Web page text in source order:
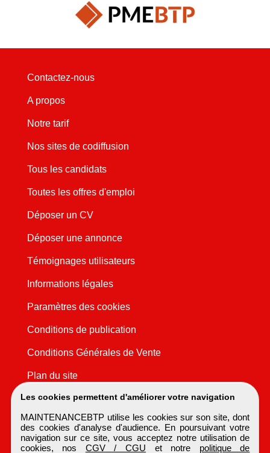
Les cookies permettent d'améliorer votre navigation
MAINTENANCEBTP utilise les cookies sur son site, dont
des cookies d'analyse d'audience. En poursuivant votre
navigation sur ce site, vous acceptez notre utilisation de
cookies, nos CGV / CGU et notre politique de
Contactez-nous
A propos
Notre tarif
Nos sites de codiffusion
Tous les candidats
Toutes les offres d'emploi
Déposer un CV
Déposer une annonce
Témoignages utilisateurs
Informations légales
Paramètres des cookies
Conditions de publication
Conditions Générales de Vente
Plan du site